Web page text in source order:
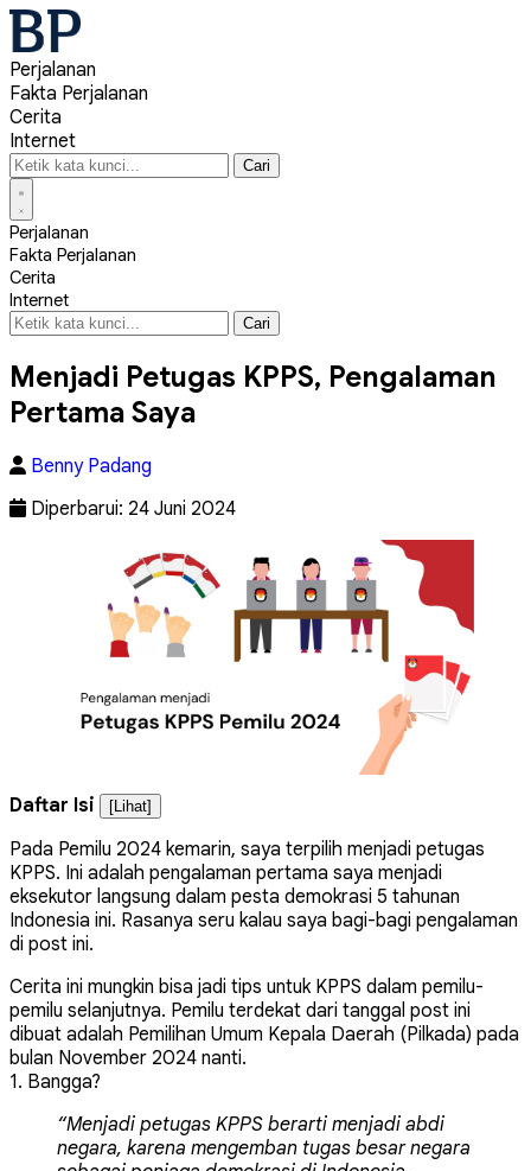
Perjalanan
Fakta Perjalanan
Cerita
Internet
Cari
Cari
Perjalanan
Fakta Perjalanan
Cerita
Internet
Cari Cari
Menjadi Petugas KPPS, Pengalaman
Pertama Saya
Benny Padang
Diperbarui: 24 Juni 2024
Daftar Isi [Lihat]
Pada Pemilu 2024 kemarin, saya terpilih menjadi petugas
KPPS. Ini adalah pengalaman pertama saya menjadi
eksekutor langsung dalam pesta demokrasi 5 tahunan
Indonesia ini. Rasanya seru kalau saya bagi-bagi pengalaman
di post ini.
Cerita ini mungkin bisa jadi tips untuk KPPS dalam pemilu-
pemilu selanjutnya. Pemilu terdekat dari tanggal post ini
dibuat adalah Pemilihan Umum Kepala Daerah (Pilkada) pada
bulan November 2024 nanti.
1. Bangga?
“Menjadi petugas KPPS berarti menjadi abdi
negara, karena mengemban tugas besar negara